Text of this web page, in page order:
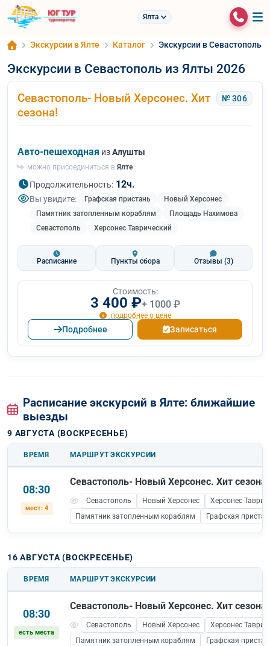
Ялта
Экскурсии в Ялте Каталог Экскурсии в Севастополь
Экскурсии в Севастополь из Ялты 2026
Севастополь- Новый Херсонес. Хит
сезона!
№ 306
Авто-пешеходная изАлушты
можно присоединиться в Ялте
Продолжительность: 12ч.
Вы увидите: Графская пристань
Новый Херсонес
Памятник затопленным кораблям
Площадь Нахимова
Севастополь
Херсонес Таврический
Расписание Пункты сбора Отзывы (3)
Стоимость:
3 400 ₽+ 1000 ₽
подробнее о цене
Подробнее Записаться
Расписание экскурсий в Ялте: ближайшие
выезды
9 АВГУСТА (ВОСКРЕСЕНЬЕ)
ВРЕМЯ МАРШРУТ ЭКСКУРСИИ
08:30
мест: 4
Севастополь- Новый Херсонес. Хит сезона!
Севастополь Новый Херсонес
Херсонес
Памятник затопленным кораблям
Графская
16 АВГУСТА (ВОСКРЕСЕНЬЕ)
ВРЕМЯ МАРШРУТ ЭКСКУРСИИ
08:30
есть места
Севастополь- Новый Херсонес. Хит сезона!
Севастополь Новый Херсонес
Херсонес
Памятник затопленным кораблям
Графская